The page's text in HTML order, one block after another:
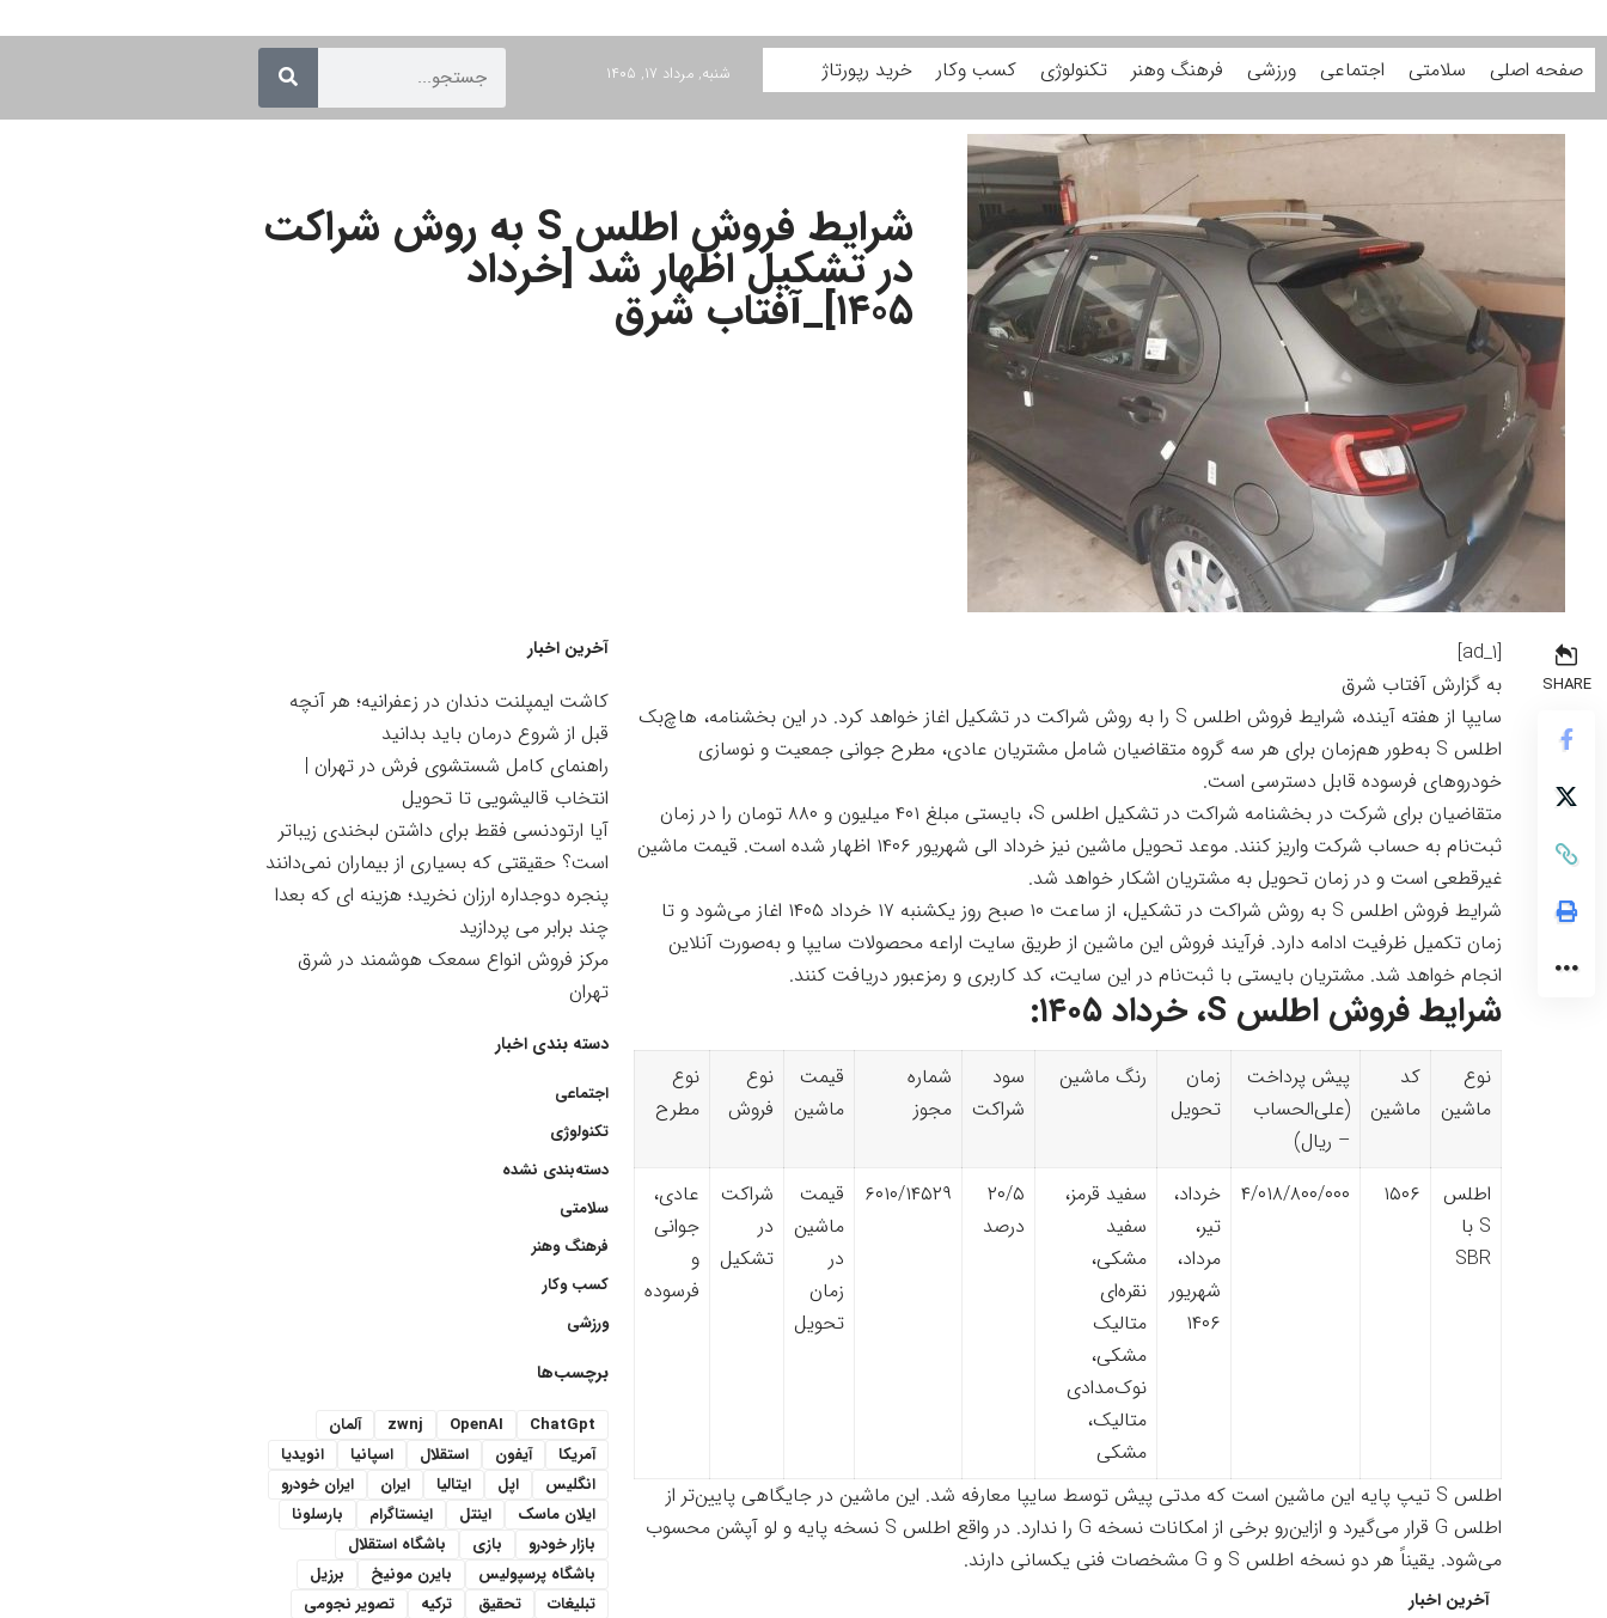
صفحه اصلی سلامتی اجتماعی ورزشی فرهنگ وهنر تکنولوژی کسب وکار خرید رپورتاژ شنبه, مرداد ۱۷, ۱۴۰۵
شرایط فروش اطلس S به روش شراکت
در تشکیل اظهار شد [خرداد
۱۴۰۵]_آفتاب شرق
SHARE
[ad_1]
به گزارش آفتاب شرق
سایپا از هفته آینده، شرایط فروش اطلس S را به روش شراکت در تشکیل اغاز خواهد کرد. در این بخشنامه، هاچ‌بک
اطلس S به‌طور هم‌زمان برای هر سه گروه متقاضیان شامل مشتریان عادی، مطرح جوانی جمعیت و نوسازی
خودروهای فرسوده قابل دسترسی است.
متقاضیان برای شرکت در بخشنامه شراکت در تشکیل اطلس S، بایستی مبلغ ۴۰۱ میلیون و ۸۸۰ تومان را در زمان
ثبت‌نام به حساب شرکت واریز کنند. موعد تحویل ماشین نیز خرداد الی شهریور ۱۴۰۶ اظهار شده است. قیمت ماشین
غیرقطعی است و در زمان تحویل به مشتریان اشکار خواهد شد.
شرایط فروش اطلس S به روش شراکت در تشکیل، از ساعت ۱۰ صبح روز یکشنبه ۱۷ خرداد ۱۴۰۵ اغاز می‌شود و تا
زمان تکمیل ظرفیت ادامه دارد. فرآیند فروش این ماشین از طریق سایت اراعه محصولات سایپا و به‌صورت آنلاین
انجام خواهد شد. مشتریان بایستی با ثبت‌نام در این سایت، کد کاربری و رمزعبور دریافت کنند.
شرایط فروش اطلس S، خرداد ۱۴۰۵:
نوع
ماشین
کد
ماشین
پیش پرداخت
(علی‌الحساب
– ریال)
زمان
تحویل
رنگ ماشین
سود
شراکت
شماره
مجوز
قیمت
ماشین
نوع
فروش
نوع
مطرح
اطلس
S با
SBR
۱۵۰۶ ۴/۰۱۸/۸۰۰/۰۰۰
خرداد،
تیر،
مرداد،
شهریور
۱۴۰۶
سفید قرمز،
سفید
مشکی،
نقره‌ای
متالیک
مشکی،
نوک‌مدادی
متالیک،
مشکی
۲۰/۵
درصد
۶۰۱۰/۱۴۵۲۹
قیمت
ماشین
در
زمان
تحویل
شراکت
در
تشکیل
عادی،
جوانی
و
فرسوده
اطلس S تیپ پایه این ماشین است که مدتی پیش توسط سایپا معارفه شد. این ماشین در جایگاهی پایین‌تر از
اطلس G قرار می‌گیرد و ازاین‌رو برخی از امکانات نسخه G را ندارد. در واقع اطلس S نسخه پایه و لو آپشن محسوب
می‌شود. یقیناً هر دو نسخه اطلس S و G مشخصات فنی یکسانی دارند.
آخرین اخبار
آخرین اخبار
کاشت ایمپلنت دندان در زعفرانیه؛ هر آنچه
قبل از شروع درمان باید بدانید
راهنمای کامل شستشوی فرش در تهران |
انتخاب قالیشویی تا تحویل
آیا ارتودنسی فقط برای داشتن لبخندی زیباتر
است؟ حقیقتی که بسیاری از بیماران نمی‌دانند
پنجره دوجداره ارزان نخرید؛ هزینه ای که بعدا
چند برابر می پردازید
مرکز فروش انواع سمعک هوشمند در شرق
تهران
دسته بندی اخبار
اجتماعی
تکنولوژی
دسته‌بندی نشده
سلامتی
فرهنگ وهنر
کسب وکار
ورزشی
برچسب‌ها
ChatGpt
OpenAI
zwnj
آلمان
آمریکا
آیفون استقلال اسپانیا
انویدیا
انگلیس
اپل ایتالیا ایران
ایران خودرو
ایلان ماسک
اینتل اینستاگرام
بارسلونا
بازار خودرو
بازی
باشگاه استقلال
باشگاه پرسپولیس
بایرن مونیخ
برزیل
تبلیغات
تحقیق ترکیه
تصویر نجومی